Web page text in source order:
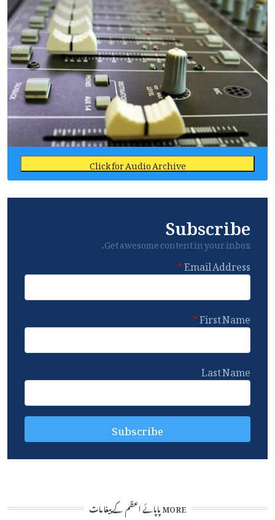
Click for Audio Archive
Subscribe
Get awesome content in your inbox.
Email Address
First Name
Last Name
MORE پاپائے اعظم کے پیغامات